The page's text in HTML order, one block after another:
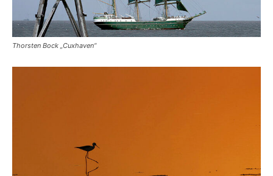
Thorsten Bock „Cuxhaven“